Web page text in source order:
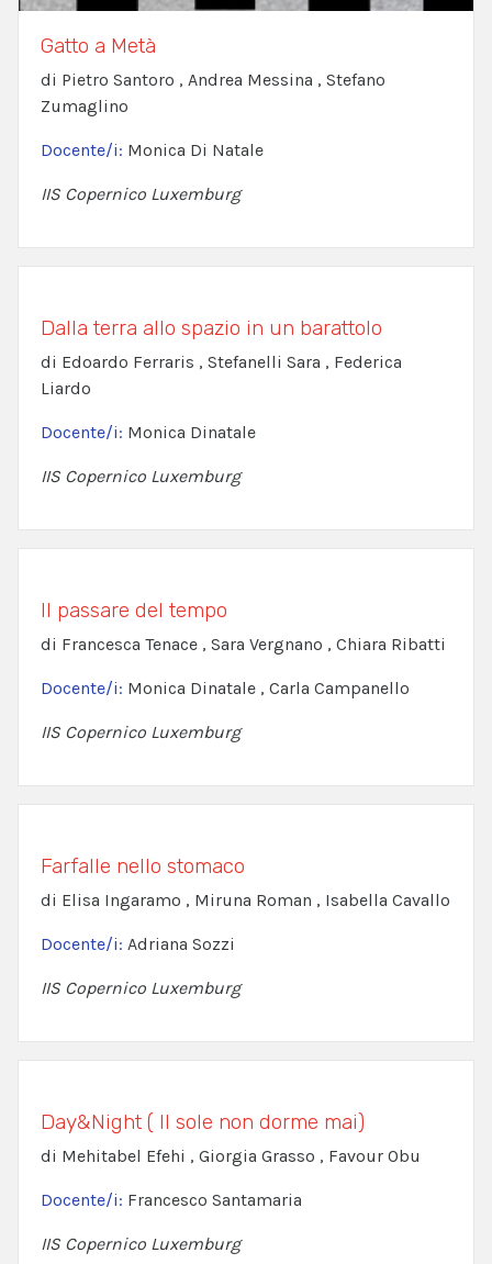
Gatto a Metà
di Pietro Santoro , Andrea Messina , Stefano
Zumaglino
Docente/i: Monica Di Natale
IIS Copernico Luxemburg
Dalla terra allo spazio in un barattolo
di Edoardo Ferraris , Stefanelli Sara , Federica
Liardo
Docente/i: Monica Dinatale
IIS Copernico Luxemburg
Il passare del tempo
di Francesca Tenace , Sara Vergnano , Chiara Ribatti
Docente/i: Monica Dinatale , Carla Campanello
IIS Copernico Luxemburg
Farfalle nello stomaco
di Elisa Ingaramo , Miruna Roman , Isabella Cavallo
Docente/i: Adriana Sozzi
IIS Copernico Luxemburg
Day&Night ( Il sole non dorme mai)
di Mehitabel Efehi , Giorgia Grasso , Favour Obu
Docente/i: Francesco Santamaria
IIS Copernico Luxemburg